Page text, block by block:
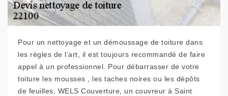
Pour un nettoyage et un démoussage de toiture dans
les règles de l’art, il est toujours recommandé de faire
appel à un professionnel. Pour débarrasser de votre
toiture les mousses , les taches noires ou les dépôts
de feuilles, WELS Couverture, un couvreur à Saint